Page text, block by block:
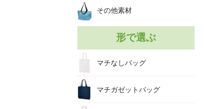
その他素材
形で選ぶ
マチなしバッグ
マチガゼットバッグ